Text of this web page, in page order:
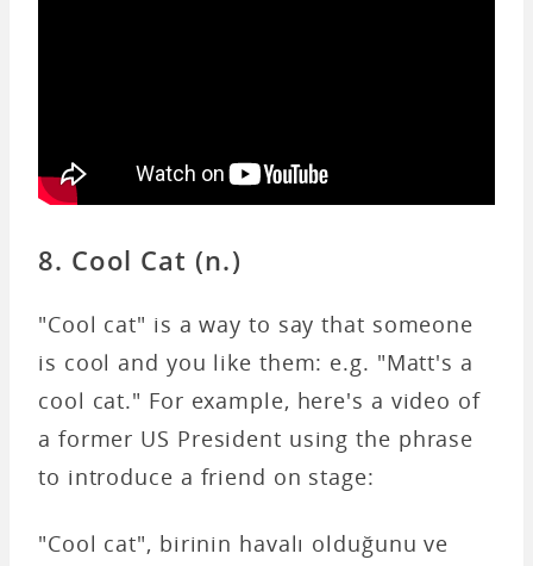
8. Cool Cat (n.)
"Cool cat" is a way to say that someone
is cool and you like them: e.g. "Matt's a
cool cat." For example, here's a video of
a former US President using the phrase
to introduce a friend on stage:
"Cool cat", birinin havalı olduğunu ve